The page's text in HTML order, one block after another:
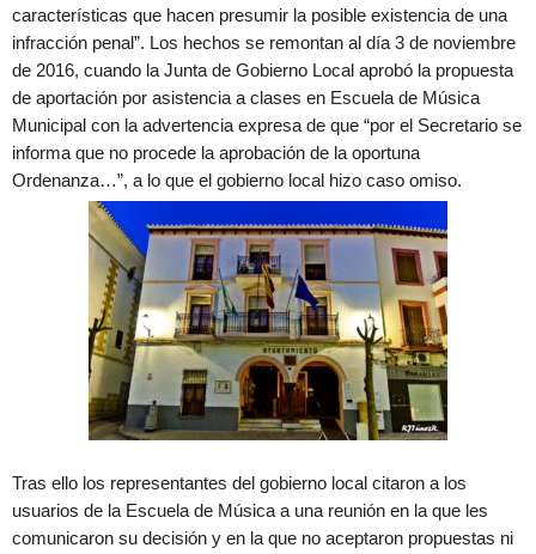
características que hacen presumir la posible existencia de una
infracción penal”. Los hechos se remontan al día 3 de noviembre
de 2016, cuando la Junta de Gobierno Local aprobó la propuesta
de aportación por asistencia a clases en Escuela de Música
Municipal con la advertencia expresa de que “por el Secretario se
informa que no procede la aprobación de la oportuna
Ordenanza…”, a lo que el gobierno local hizo caso omiso.
Tras ello los representantes del gobierno local citaron a los
usuarios de la Escuela de Música a una reunión en la que les
comunicaron su decisión y en la que no aceptaron propuestas ni